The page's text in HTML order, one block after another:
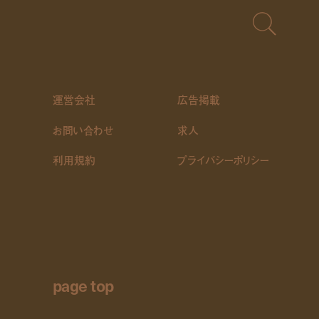
運営会社
広告掲載
お問い合わせ
求人
利用規約
プライバシーポリシー
page top